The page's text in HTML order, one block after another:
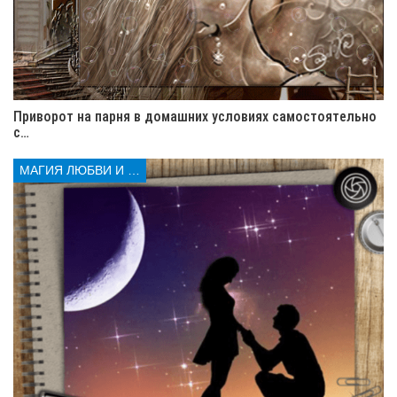
Проведение ритуала: Заговоры и
молитвы
Приворот на парня в домашних условиях самостоятельно
с…